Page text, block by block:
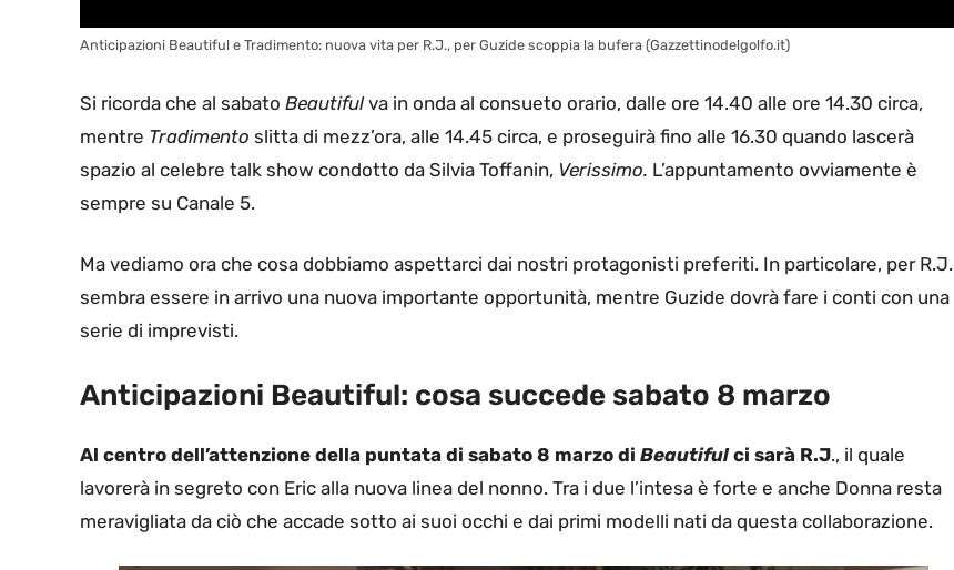
Anticipazioni Beautiful e Tradimento: nuova vita per R.J., per Guzide scoppia la bufera (Gazzettinodelgolfo.it)
Si ricorda che al sabato Beautifulva in onda al consueto orario, dalle ore 14.40 alle ore 14.30 circa,
mentre Tradimento slitta di mezz’ora, alle 14.45 circa, e proseguirà fino alle 16.30 quando lascerà
spazio al celebre talk show condotto da Silvia Toffanin, Verissimo. L’appuntamento ovviamente è
sempre su Canale 5.
Ma vediamo ora che cosa dobbiamo aspettarci dai nostri protagonisti preferiti. In particolare, per R.J.
sembra essere in arrivo una nuova importante opportunità, mentre Guzide dovrà fare i conti con una
serie di imprevisti.
Anticipazioni Beautiful: cosa succede sabato 8 marzo
Al centro dell’attenzione della puntata di sabato 8 marzo di Beautifulci sarà R.J., il quale
lavorerà in segreto con Eric alla nuova linea del nonno. Tra i due l’intesa è forte e anche Donna resta
meravigliata da ciò che accade sotto ai suoi occhi e dai primi modelli nati da questa collaborazione.